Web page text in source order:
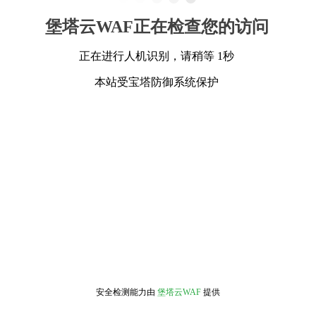
堡塔云WAF正在检查您的访问
正在进行人机识别，请稍等 1秒
本站受宝塔防御系统保护
安全检测能力由 堡塔云WAF 提供